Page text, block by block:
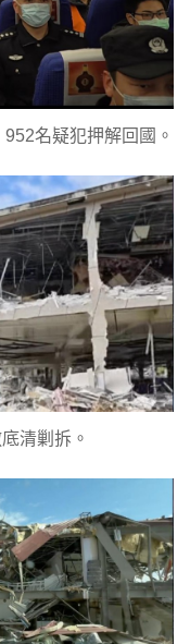
名疑犯押解回國。
清剿拆。